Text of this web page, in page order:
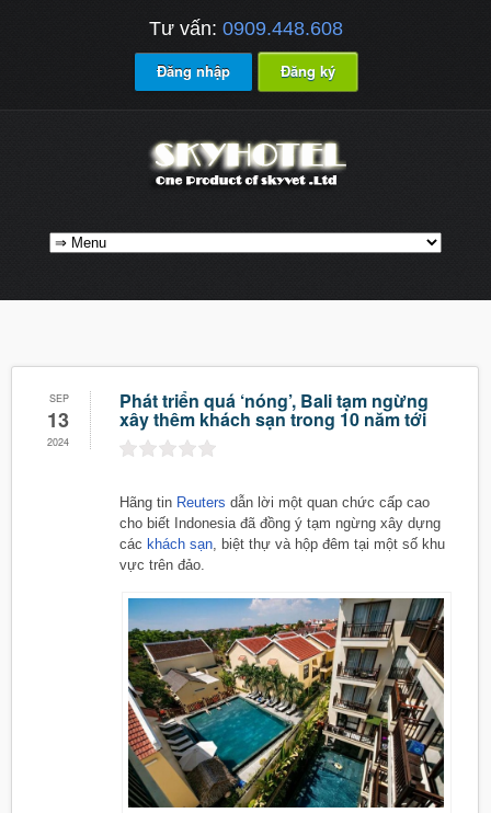
Tư vấn: 0909.448.608
Đăng nhập Đăng ký
SEP
13
2024
Phát triển quá ‘nóng’, Bali tạm ngừng
xây thêm khách sạn trong 10 năm tới
Hãng tin Reuters dẫn lời một quan chức cấp cao
cho biết Indonesia đã đồng ý tạm ngừng xây dựng
các khách sạn , biệt thự và hộp đêm tại một số khu
vực trên đảo.